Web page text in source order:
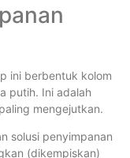
ini berbentuk kolom
putih. Ini adalah
mengejutkan.
solusi penyimpanan
(dikempiskan)